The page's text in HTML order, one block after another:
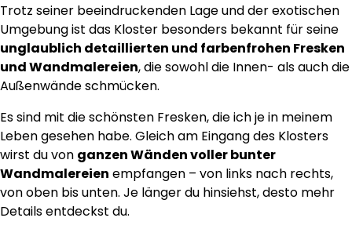
Trotz seiner beeindruckenden Lage und der exotischen
Umgebung ist das Kloster besonders bekannt für seine
unglaublich detaillierten und farbenfrohen Fresken
und Wandmalereien, die sowohl die Innen- als auch die
Außenwände schmücken.
Es sind mit die schönsten Fresken, die ich je in meinem
Leben gesehen habe. Gleich am Eingang des Klosters
wirst du von ganzen Wänden voller bunter
Wandmalereien empfangen – von links nach rechts,
von oben bis unten. Je länger du hinsiehst, desto mehr
Details entdeckst du.